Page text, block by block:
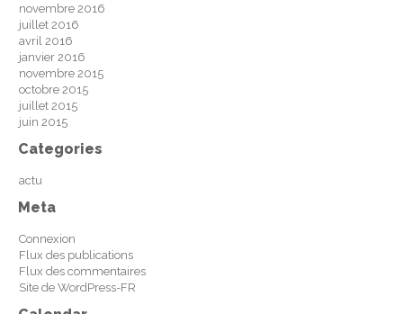
novembre 2016
juillet 2016
avril 2016
janvier 2016
novembre 2015
octobre 2015
juillet 2015
juin 2015
Categories
actu
Meta
Connexion
Flux des publications
Flux des commentaires
Site de WordPress-FR